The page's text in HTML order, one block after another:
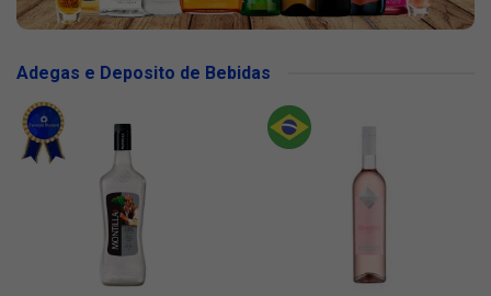
Adegas e Deposito de Bebidas